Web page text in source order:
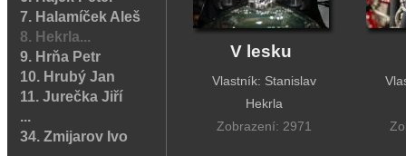
7. Halamíček Aleš
8. Hekrla...
9. Hrňa Petr
10. Hrubý Jan
11. Jurečka Jiří
...
34. Zmijarov Ivo
V lesku
Vlastník: Stanislav
Hekrla
Zobrazení: 2971